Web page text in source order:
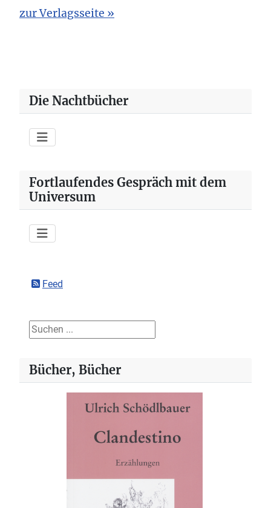
zur Verlagsseite »
Die Nachtbücher
Fortlaufendes Gespräch mit dem
Universum
Feed
Suchen ...
Bücher, Bücher